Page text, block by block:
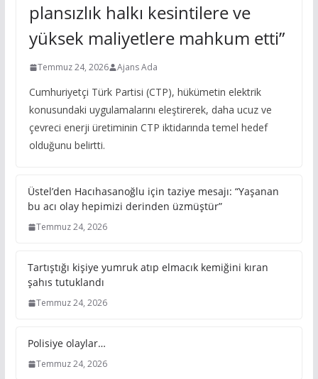
plansızlık halkı kesintilere ve
yüksek maliyetlere mahkum etti”
Temmuz 24, 2026 Ajans Ada
Cumhuriyetçi Türk Partisi (CTP), hükümetin elektrik
konusundaki uygulamalarını eleştirerek, daha ucuz ve
çevreci enerji üretiminin CTP iktidarında temel hedef
olduğunu belirtti.
Üstel’den Hacıhasanoğlu için taziye mesajı: “Yaşanan
bu acı olay hepimizi derinden üzmüştür”
Temmuz 24, 2026
Tartıştığı kişiye yumruk atıp elmacık kemiğini kıran
şahıs tutuklandı
Temmuz 24, 2026
Polisiye olaylar…
Temmuz 24, 2026